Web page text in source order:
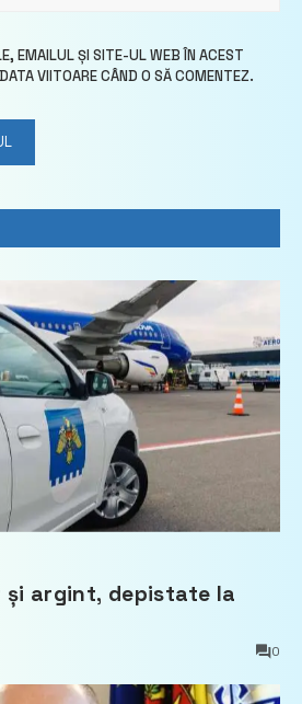
EMAILUL ȘI SITE-UL WEB ÎN ACEST
VIITOARE CÂND O SĂ COMENTEZ.
și argint, depistate la
0